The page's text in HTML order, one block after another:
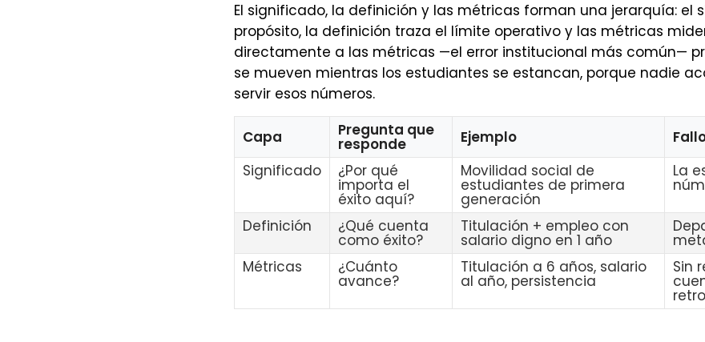
El significado, la definición y las métricas forman una jerarquía: el
propósito, la definición traza el límite operativo y las métricas
directamente a las métricas —el error institucional más común—
se mueven mientras los estudiantes se estancan, porque nadie
servir esos números.
Capa Pregunta que
responde Ejemplo
Significado
¿Por qué
importa el
éxito aquí?
Movilidad social de
estudiantes de primera
generación
La
Definición ¿Qué cuenta
como éxito?
Titulación + empleo con
salario digno en 1 año
Métricas
¿Cuánto
avance?
Titulación a 6 años, salario
al año, persistencia
Sin